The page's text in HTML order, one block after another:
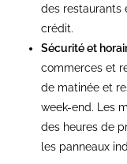
des restaurants
crédit.
Sécurité et
commerces et
de matinée et
week-end. Les
des heures de
les panneaux